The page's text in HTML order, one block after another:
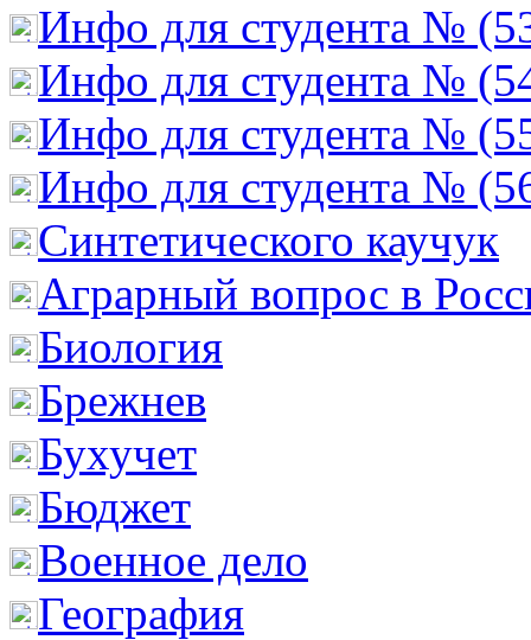
Инфо для студента №
Инфо для студента №
Инфо для студента №
Инфо для студента №
Cинтетического каучук
Аграрный вопрос в
Биология
Брежнев
Бухучет
Бюджет
Военное дело
География